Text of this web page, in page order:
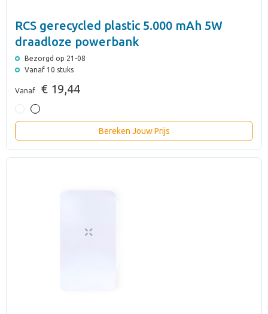
RCS gerecycled plastic 5.000 mAh 5W
draadloze powerbank
Bezorgd op 21-08
Vanaf 10 stuks
Vanaf € 19,44
Bereken Jouw Prijs